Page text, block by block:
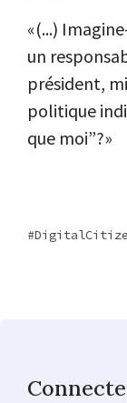
«(...)
un
président,
politique
que moi”?»